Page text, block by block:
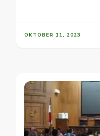
OKTOBER 11, 2023